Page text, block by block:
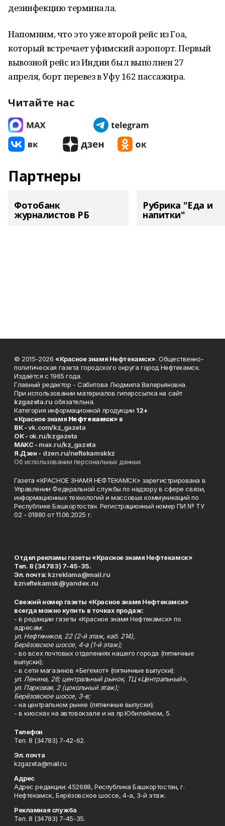
дезинфекцию терминала.
Напомним, что это уже второй рейс из Гоа,
который встречает уфимский аэропорт. Первый
вывозной рейс из Индии был выполнен 27
апреля, борт перевез в Уфу 162 пассажира.
Читайте нас
Партнеры
Фотобанк
журналистов РБ
Рубрика "Еда и
напитки"
© 2015-2026 «Красное знамя Нефтекамск». Общественно-
политическая газета городского округа город Нефтекамск.
Издаётся с 1965 года.
Главный редактор - Сабитова Людмила Валерьяновна.
При использовании материалов гиперссылка на сайт
kzgazeta.ru обязательна.
Категория информационной продукции 12+
«Красное знамя Нефтекамск» в
ВК -vk.com/kz_gazeta
ОК - ok.ru/kzgazeta
MAKC - max.ru/kz_gazeta
Я.Дзен - dzen.ru/neftekamskkz
Об использовании персональных данных
Газета «КРАСНОЕ ЗНАМЯ НЕФТЕКАМСК» зарегистрирована в
Управлении Федеральной службы по надзору в сфере связи,
информационных технологий и массовых коммуникаций по
Республике Башкортостан. Регистрационный номер ПИ № ТУ
02 - 01880 от 11.06.2025 г.
Отдел рекламы газеты «Красное знамя Нефтекамск»
Тел. 8 (34783) 7-45-35.
Эл. почта: kzreklama@mail.ru
kzneftekamsk@yandex.ru
Свежий номер газеты «Красное знамя Нефтекамск»
всегда можно купить в точках продаж:
- в редакции газеты «Красное знамя Нефтекамск» по
адресам:
ул. Нефтяников, 22 (2-й этаж, каб. 214),
Берёзовское шоссе, 4-а (1-й этаж);
- во всех почтовых отделениях нашего города (пятничные
выпуски);
- в сети магазинов «Бегемот» (пятничные выпуски):
ул. Ленина, 26; центральный рынок, ТЦ «Центральный»,
ул. Парковая, 2 (цокольный этаж);
Берёзовское шоссе, 3-в;
- на центральном рынке (пятничные выпуски);
- в киосках на автовокзале и на пр.Юбилейном, 5.
Телефон
Тел. 8 (34783) 7-42-62.
Эл. почта
kzgazeta@mail.ru
Адрес
Адрес редакции: 452688, Республика Башкортостан, г.
Нефтекамск, Берёзовское шоссе, 4-а, 3-й этаж.
Рекламная служба
Тел. 8 (34783) 7-45-35.